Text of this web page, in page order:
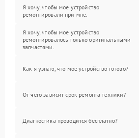
Я хочу, чтобы мое устройство
ремонтировали при мне.
Я хочу, чтобы мое устройство
ремонтировалось только оригинальными
запчастями.
Как я узнаю, что мое устройство готово?
От чего зависит срок ремонта техники?
Диагностика проводится бесплатно?